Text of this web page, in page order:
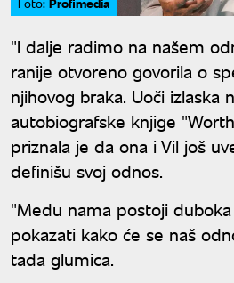
"I dalje radimo na našem
ranije otvoreno govorila o
njihovog braka. Uoči izlaska
autobiografske knjige
priznala je da ona i Vil još
definišu svoj odnos.
"Među nama postoji
pokazati kako će se naš
tada glumica.